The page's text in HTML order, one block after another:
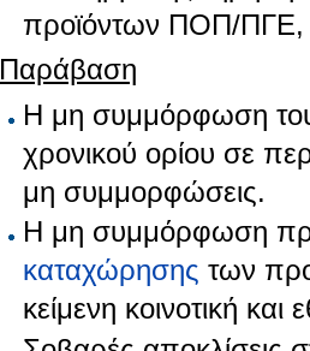
προϊόντων ΠΟΠ/ΠΓΕ,
Παράβαση
H μη συμμόρφωση του
χρονικού ορίου σε
μη συμμορφώσεις.
H μη συμμόρφωση
καταχώρησης των
κείμενη κοινοτική και